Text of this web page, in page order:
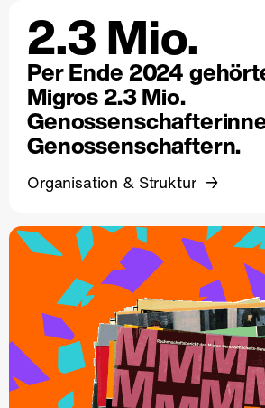
2.3 Mio.
Per Ende 2024
Migros 2.3 Mio.
Genossenschaftern.
Organisation & Struktur